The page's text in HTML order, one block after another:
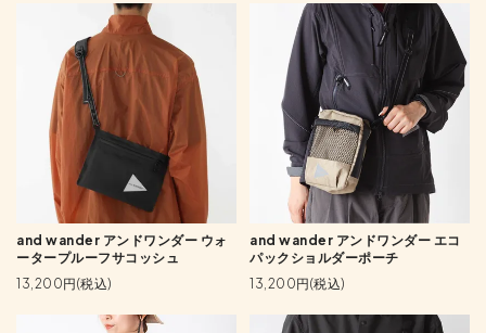
and wander アンドワンダー ウォ
ータープルーフサコッシュ
13,200円(税込)
and wander アンドワンダー エコ
パックショルダーポーチ
13,200円(税込)